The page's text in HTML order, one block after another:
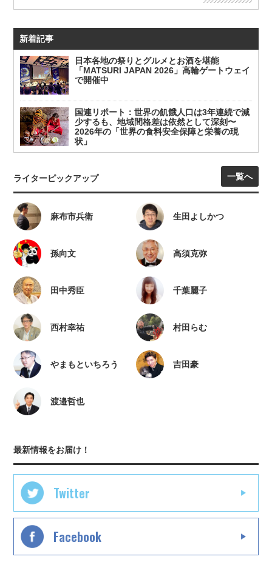
新着記事
日本各地の祭りとグルメとお酒を堪能
「MATSURI JAPAN 2026」高輪ゲートウェイ
で開催中
国連リポート：世界の飢餓人口は3年連続で減
少するも、地域間格差は依然として深刻〜
2026年の「世界の食料安全保障と栄養の現
状」
ライターピックアップ 一覧へ
麻布市兵衛 生田よしかつ
孫向文 高須克弥
田中秀臣 千葉麗子
西村幸祐 村田らむ
やまもといちろう 吉田豪
渡邉哲也
最新情報をお届け！
Twitter
Facebook